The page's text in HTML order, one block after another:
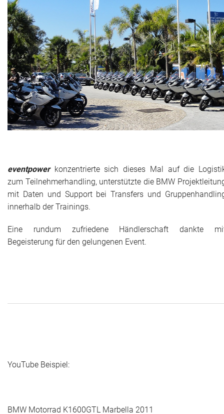
eventpowerkonzentrierte sich dieses Mal auf die
zum Teilnehmerhandling, unterstützte die BMW
mit Daten und Support bei Transfers und
innerhalb der Trainings.
Eine rundum zufriedene Händlerschaft dankte
Begeisterung für den gelungenen Event.
YouTube Beispiel:
BMW Motorrad K1600GTL Marbella 2011